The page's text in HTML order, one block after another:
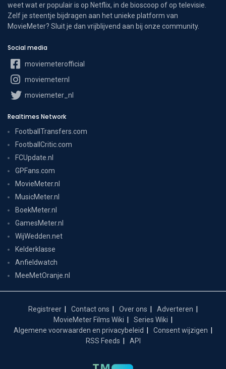
weet wat er populair is op Netflix, in de bioscoop of op televisie.
Zelf je steentje bijdragen aan het unieke platform van
MovieMeter? Sluit je dan vrijblijvend aan bij onze community.
Social media
moviemeterofficial
moviemeternl
moviemeter_nl
Realtimes Network
FootballTransfers.com
FootballCritic.com
FCUpdate.nl
GPFans.com
MovieMeter.nl
MusicMeter.nl
BoekMeter.nl
GamesMeter.nl
WijWedden.net
Kelderklasse
Anfieldwatch
MeeMetOranje.nl
Registreer Contact ons Over ons
Adverteren
MovieMeter Films Wiki
Series Wiki
Algemene voorwaarden en privacybeleid
Consent wijzigen
RSS Feeds
API